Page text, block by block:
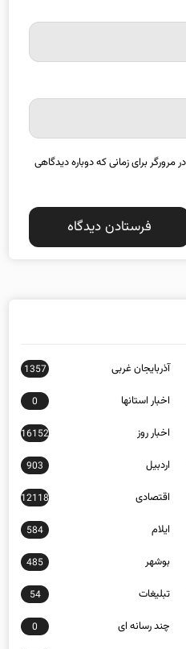
برای زمانی که دوباره دیدگاهی
آذربایجان غربی 1357
اخبار استانها 0
اخبار روز 16152
اردبیل 903
اقتصادی 12118
ایلام 584
بوشهر 485
تبلیغات 54
چند رسانه ای 0